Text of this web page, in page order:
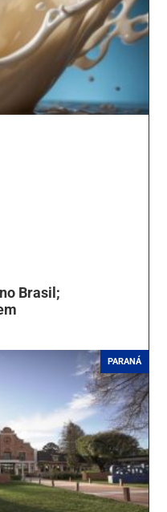
Brasil;
PARANÁ